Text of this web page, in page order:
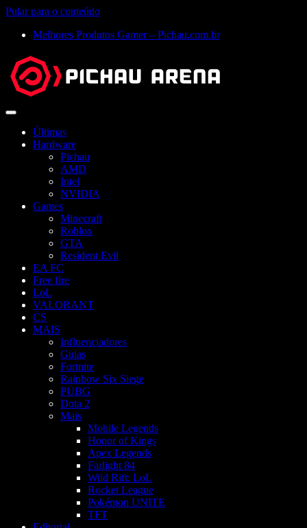
Pular para o conteúdo
Melhores Produtos Gamer – Pichau.com.br
Abrir
Últimas
Hardware
Pichau
AMD
Intel
NVIDIA
Games
Minecraft
Roblox
GTA
Resident Evil
EA FC
Free fire
LoL
VALORANT
CS
MAIS
Influenciadores
Guias
Fortnite
Rainbow Six Siege
PUBG
Dota 2
Mais
Mobile Legends
Honor of Kings
Apex Legends
Farlight 84
Wild Rift: LoL
Rocket League
Pokémon UNITE
TFT